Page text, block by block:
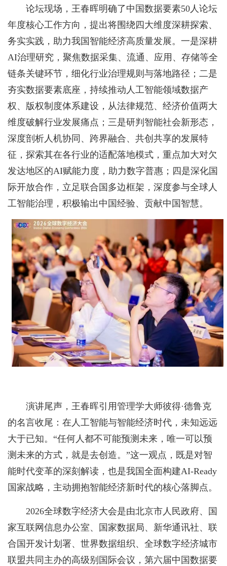
论坛现场，王春晖明确了中国数据要素50人论坛
年度核心工作方向，提出将围绕四大维度深耕探索、
务实实践，助力我国智能经济高质量发展。一是深耕
AI治理研究，聚焦数据采集、流通、应用、存储等全
链条关键环节，细化行业治理规则与落地路径；二是
夯实数据要素底座，持续推动人工智能领域数据产
权、版权制度体系建设，从法律规范、经济价值两大
维度破解行业发展痛点；三是研判智能社会新形态，
深度剖析人机协同、跨界融合、共创共享的发展特
征，探索其在各行业的适配落地模式，重点加大对欠
发达地区的AI赋能力度，助力数字普惠；四是深化国
际开放合作，立足联合国多边框架，深度参与全球人
工智能治理，积极输出中国经验、贡献中国智慧。
演讲尾声，王春晖引用管理学大师彼得·德鲁克
的名言收尾：在人工智能与智能经济时代，未知远远
大于已知。“任何人都不可能预测未来，唯一可以预
测未来的方式，就是去创造。”这一观点，既是对智
能时代变革的深刻解读，也是我国全面构建AI-Ready
国家战略，主动拥抱智能经济新时代的核心落脚点。
2026全球数字经济大会是由北京市人民政府、国
家互联网信息办公室、国家数据局、新华通讯社、联
合国开发计划署、世界数据组织、全球数字经济城市
联盟共同主办的高级别国际会议，第六届中国数据要